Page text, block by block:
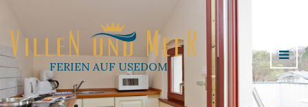
FERIEN AUF USEDOM